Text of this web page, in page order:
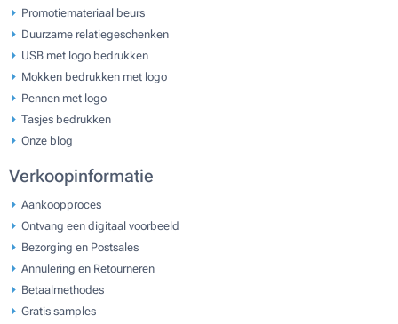
Promotiemateriaal beurs
Duurzame relatiegeschenken
USB met logo bedrukken
Mokken bedrukken met logo
Pennen met logo
Tasjes bedrukken
Onze blog
Verkoopinformatie
Aankoopproces
Ontvang een digitaal voorbeeld
Bezorging en Postsales
Annulering en Retourneren
Betaalmethodes
Gratis samples